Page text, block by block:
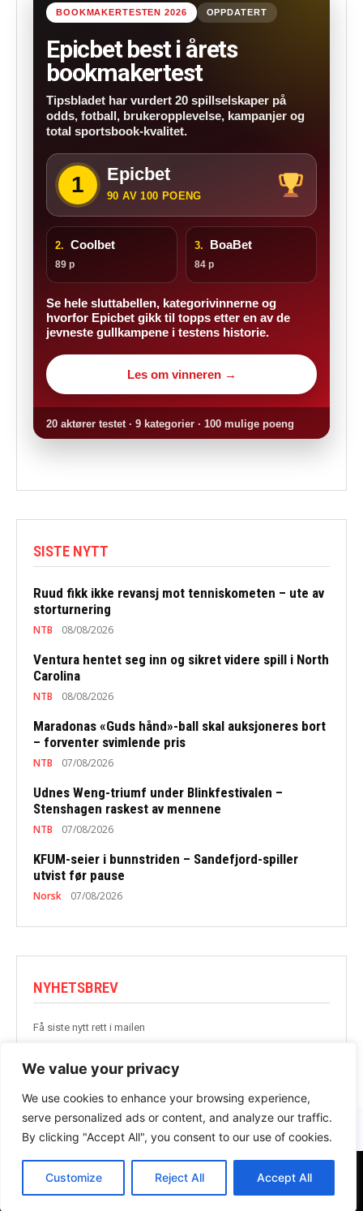
We value your privacy
We use cookies to enhance your browsing experience,
serve personalized ads or content, and analyze our traffic.
By clicking "Accept All", you consent to our use of cookies.
Customize Reject All Accept All
BOOKMAKERTESTEN 2026 OPPDATERT
Epicbet best i årets
bookmakertest
Tipsbladet har vurdert 20 spillselskaper på
odds, fotball, brukeropplevelse, kampanjer og
total sportsbook-kvalitet.
1 Epicbet
90 AV 100 POENG
2. Coolbet
89 p
3. BoaBet
84 p
Se hele sluttabellen, kategorivinnerne og
hvorfor Epicbet gikk til topps etter en av de
jevneste gullkampene i testens historie.
Les om vinneren →
20 aktører testet · 9 kategorier · 100 mulige poeng
SISTE NYTT
Ruud fikk ikke revansj mot tenniskometen – ute av
storturnering
NTB 08/08/2026
Ventura hentet seg inn og sikret videre spill i North
Carolina
NTB 08/08/2026
Maradonas «Guds hånd»-ball skal auksjoneres bort
– forventer svimlende pris
NTB 07/08/2026
Udnes Weng-triumf under Blinkfestivalen –
Stenshagen raskest av mennene
NTB 07/08/2026
KFUM-seier i bunnstriden – Sandefjord-spiller
utvist før pause
Norsk 07/08/2026
NYHETSBREV
Få siste nytt rett i mailen